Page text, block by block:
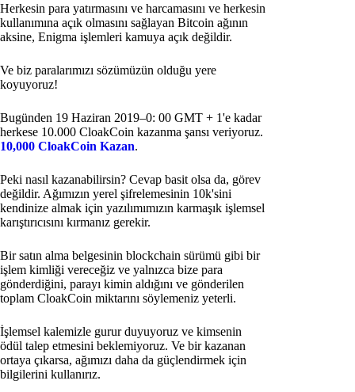
Herkesin para yatırmasını ve harcamasını ve herkesin
kullanımına açık olmasını sağlayan Bitcoin ağının
aksine, Enigma işlemleri kamuya açık değildir.
Ve biz paralarımızı sözümüzün olduğu yere
koyuyoruz!
Bugünden 19 Haziran 2019–0: 00 GMT + 1'e kadar
herkese 10.000 CloakCoin kazanma şansı veriyoruz.
10,000 CloakCoin Kazan.
Peki nasıl kazanabilirsin? Cevap basit olsa da, görev
değildir. Ağımızın yerel şifrelemesinin 10k'sini
kendinize almak için yazılımımızın karmaşık işlemsel
karıştırıcısını kırmanız gerekir.
Bir satın alma belgesinin blockchain sürümü gibi bir
işlem kimliği vereceğiz ve yalnızca bize para
gönderdiğini, parayı kimin aldığını ve gönderilen
toplam CloakCoin miktarını söylemeniz yeterli.
İşlemsel kalemizle gurur duyuyoruz ve kimsenin
ödül talep etmesini beklemiyoruz. Ve bir kazanan
ortaya çıkarsa, ağımızı daha da güçlendirmek için
bilgilerini kullanırız.